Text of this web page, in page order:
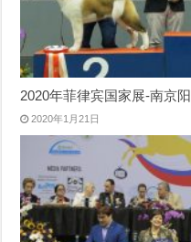
2020年菲律宾国家展-南京
2020年1月21日